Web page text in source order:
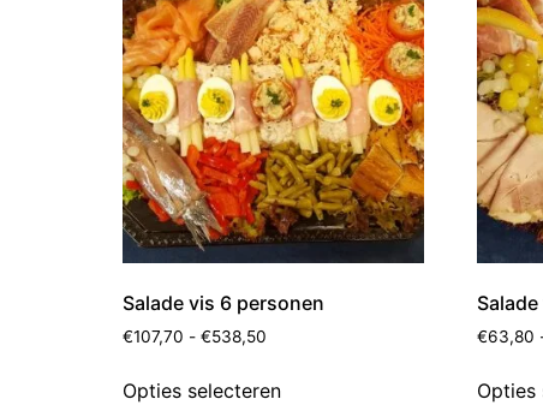
Salade vis 6 personen
€107,70 - €538,50
Opties selecteren
€63,80
Opties